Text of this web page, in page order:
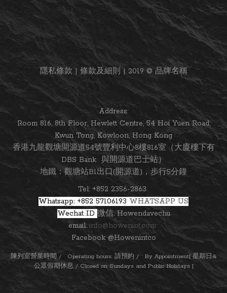
隱私條款 | 條款及細則 | 2019 © 品牌名稱
Address:
Room 816, 8th Floor, Hewlett Centre, 54 Hoi Yuen Road,
Kwun Tong, Kowloon, Hong Kong
香港九龍觀塘開源道54號豐利中心8樓816室（大廈樓下有
DBS Bank 與開源道巴士站）
地鐵：觀塘站B1出口(開源道)，步行5分鐘
Tel: +852 2356-2863
Whatsapp: +852 57106193 WHATSAPP US
Wechat ID 微信: Howendavechu
email: info@howenint.com
Facebook @Howenintco
陳列室營業時間 / Operating hours: 請預約 / By Appointment[ 星期日&
公眾假期休息 / Closed on Sundays and Public Holidays ]